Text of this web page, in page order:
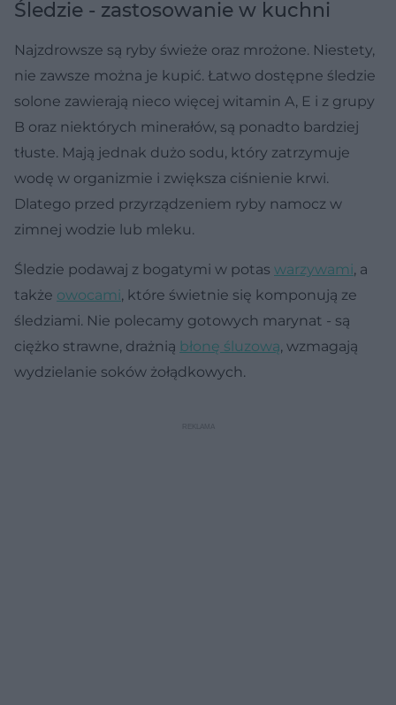
Śledzie - zastosowanie w kuchni
Najzdrowsze są ryby świeże oraz mrożone. Niestety,
nie zawsze można je kupić. Łatwo dostępne śledzie
solone zawierają nieco więcej witamin A, E i z grupy
B oraz niektórych minerałów, są ponadto bardziej
tłuste. Mają jednak dużo sodu, który zatrzymuje
wodę w organizmie i zwiększa ciśnienie krwi.
Dlatego przed przyrządzeniem ryby namocz w
zimnej wodzie lub mleku.
Śledzie podawaj z bogatymi w potas warzywami, a
także owocami, które świetnie się komponują ze
śledziami. Nie polecamy gotowych marynat - są
ciężko strawne, drażnią błonę śluzową, wzmagają
wydzielanie soków żołądkowych.